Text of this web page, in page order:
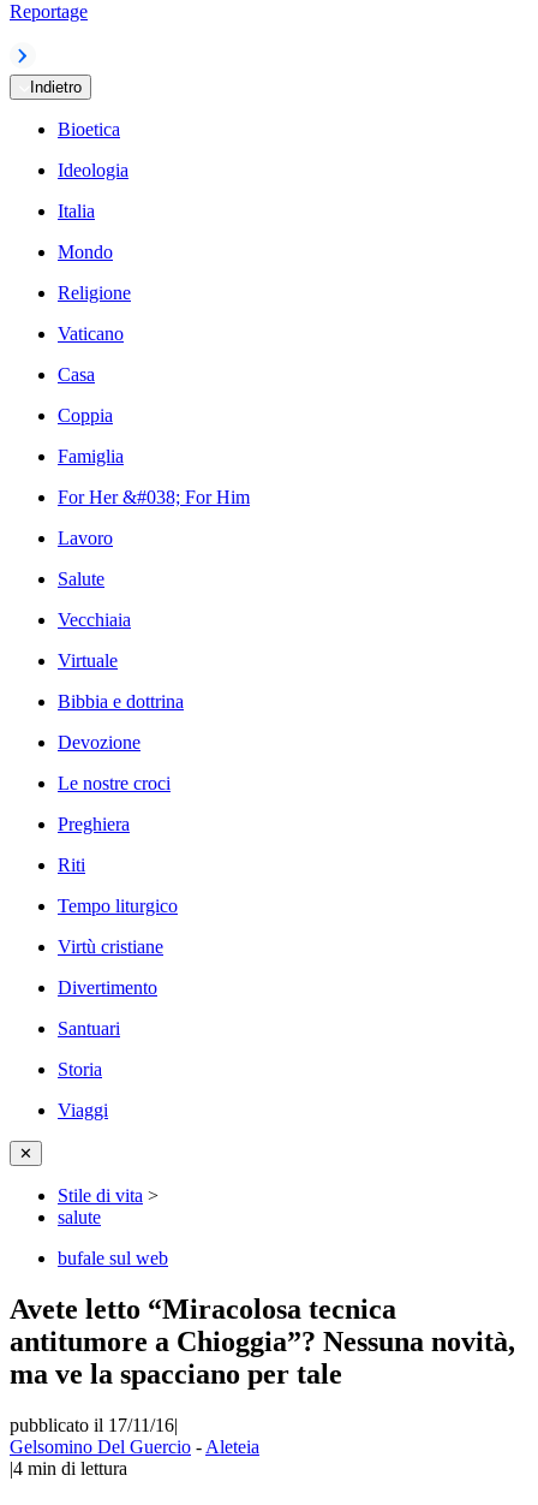
Reportage
Indietro
Bioetica
Ideologia
Italia
Mondo
Religione
Vaticano
Casa
Coppia
Famiglia
For Her &#038; For Him
Lavoro
Salute
Vecchiaia
Virtuale
Bibbia e dottrina
Devozione
Le nostre croci
Preghiera
Riti
Tempo liturgico
Virtù cristiane
Divertimento
Santuari
Storia
Viaggi
✕
Stile di vita >
salute
bufale sul web
Avete letto “Miracolosa tecnica
antitumore a Chioggia”? Nessuna novità,
ma ve la spacciano per tale
pubblicato il 17/11/16|
Gelsomino Del Guercio - Aleteia
|4 min di lettura